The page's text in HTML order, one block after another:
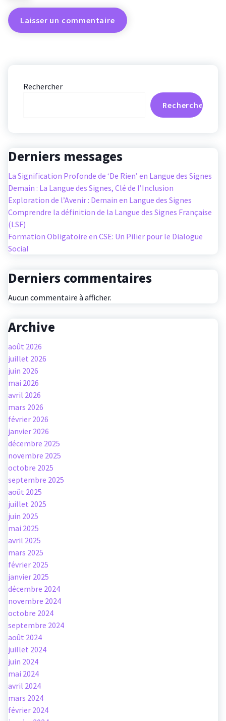
Rechercher
Rechercher
Derniers messages
La Signification Profonde de ‘De Rien’ en Langue des Signes
Demain : La Langue des Signes, Clé de l’Inclusion
Exploration de l’Avenir : Demain en Langue des Signes
Comprendre la définition de la Langue des Signes Française
(LSF)
Formation Obligatoire en CSE: Un Pilier pour le Dialogue
Social
Derniers commentaires
Aucun commentaire à afficher.
Archive
août 2026
juillet 2026
juin 2026
mai 2026
avril 2026
mars 2026
février 2026
janvier 2026
décembre 2025
novembre 2025
octobre 2025
septembre 2025
août 2025
juillet 2025
juin 2025
mai 2025
avril 2025
mars 2025
février 2025
janvier 2025
décembre 2024
novembre 2024
octobre 2024
septembre 2024
août 2024
juillet 2024
juin 2024
mai 2024
avril 2024
mars 2024
février 2024